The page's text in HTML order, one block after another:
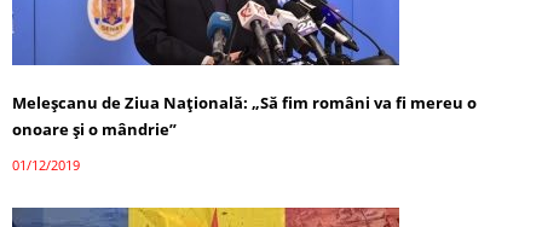
Meleşcanu de Ziua Naţională: „Să fim români va fi mereu o
onoare şi o mândrie”
01/12/2019